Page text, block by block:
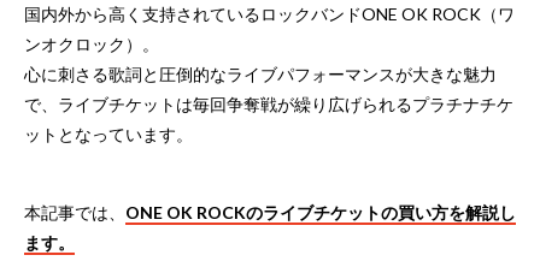
国内外から高く支持されているロックバンドONE OK ROCK（ワ
ンオクロック）。
心に刺さる歌詞と圧倒的なライブパフォーマンスが大きな魅力
で、ライブチケットは毎回争奪戦が繰り広げられるプラチナチケ
ットとなっています。
本記事では、 ONE OK ROCKのライブチケットの買い方を解説し
ます。